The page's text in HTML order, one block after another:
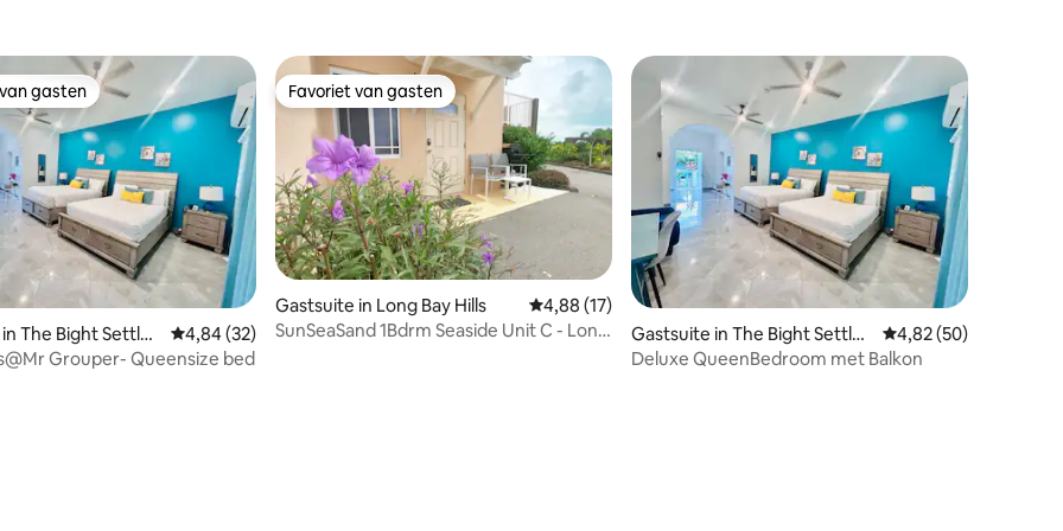
gasten
gasten
The Bight Settle
Gemiddelde beoordeling van 4,84 op 5, 32 recensies
4,84 (32)
Grouper- Queensize bed
Favoriet van gasten
Favoriet van gasten
Gastsuite in Long Bay Hills Gemiddelde beoordeling van 4,88 op 5, 17 recensies
4,88 (17)
SunSeaSand 1Bdrm Seaside Unit C - Long
Gastsuite in The Bight Settle
ment
Gemiddelde
4,82 (50)
Deluxe QueenBedroom met Balkon